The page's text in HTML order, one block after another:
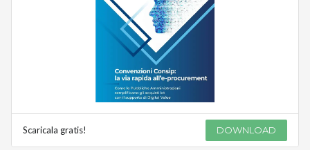
Scaricala gratis! DOWNLOAD